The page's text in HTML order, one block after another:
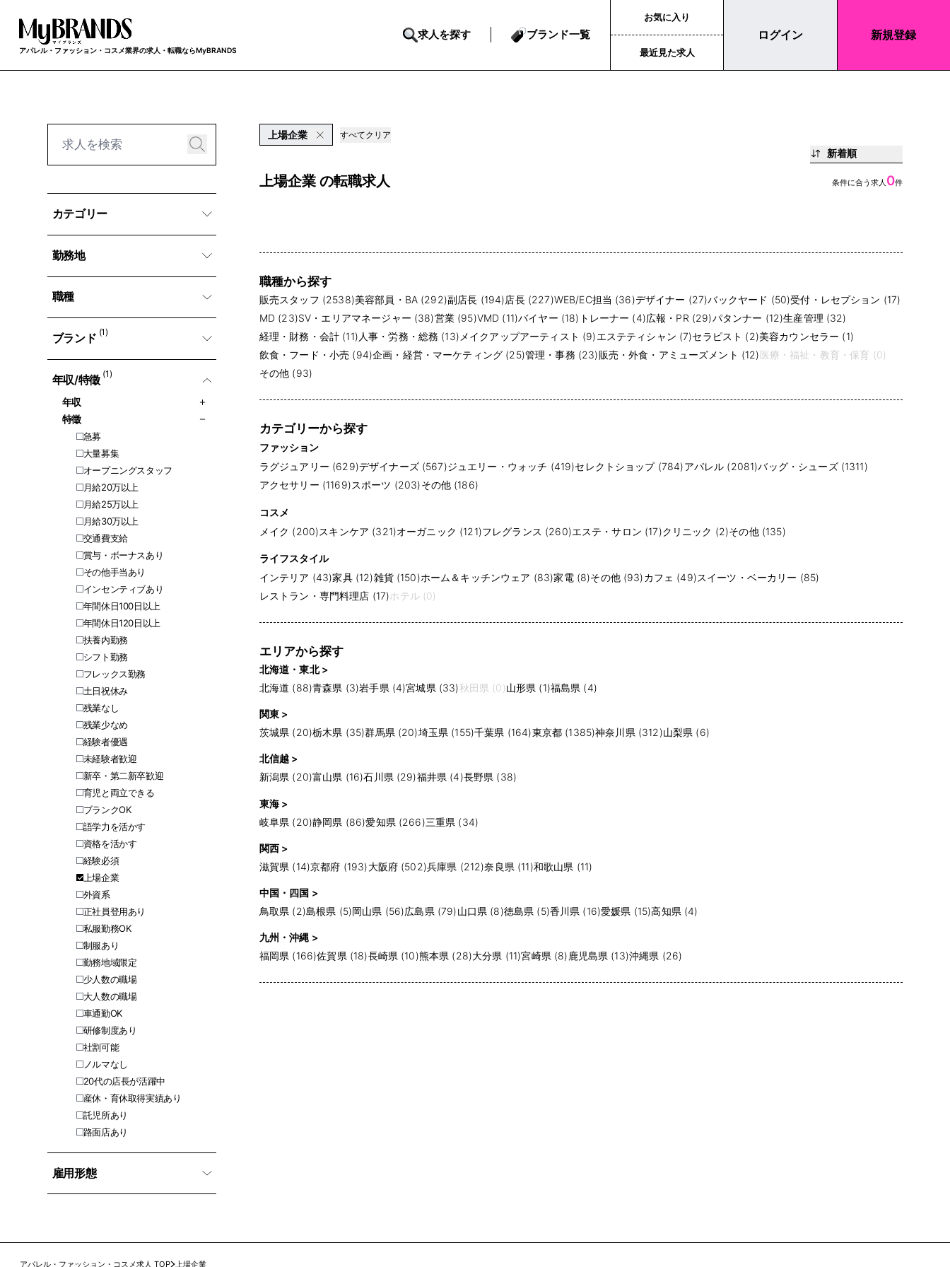
アパレル・ファッション・コスメ業界の求人・転職ならMyBRANDS
求人を探す ブランド一覧
お気に入り
最近見た求人
ログイン 新規登録
カテゴリー
勤務地
職種
ブランド (1)
年収/特徵 (1)
年収
特徵
急募
大量募集
オープニングスタッフ
月給20万以上
月給25万以上
月給30万以上
交通費支給
賞与・ボーナスあり
その他手当あり
インセンティブあり
年間休日100日以上
年間休日120日以上
扶養内勤務
シフト勤務
フレックス勤務
土日祝休み
残業なし
残業少なめ
経験者優遇
未経験者歓迎
新卒・第二新卒歓迎
育児と両立できる
ブランクOK
語学力を活かす
資格を活かす
経験必須
上場企業
外資系
正社員登用あり
私服勤務OK
制服あり
勤務地域限定
少人数の職場
大人数の職場
車通勤OK
研修制度あり
社割可能
ノルマなし
20代の店長が活躍中
産休・育休取得実績あり
託児所あり
路面店あり
雇用形態
上場企業 すべてクリア
新着順
上場企業 の転職求人 条件に合う求人 0件
職種から探す
販売スタッフ (2538)美容部員・BA (292)副店長 (194)店長 (227)WEB/EC担当 (36)デザイナー (27)バックヤード (50)受付・レセプション (17)
MD (23)SV・エリアマネージャー (38)営業 (95)VMD (11)バイヤー (18) トレーナー (4)広報・PR (29)パタンナー (12)生産管理 (32)
経理・財務・会計 (11) 人事・労務・総務 (13) メイクアップアーティスト (9)エステティシャン (7)セラピスト (2)美容カウンセラー (1)
飲食・フード・小売 (94)企画・経営・マーケティング (25)管理・事務 (23)販売・外食・アミューズメント (12)医療・福祉・教育・保育 (0)
その他 (93)
カテゴリーから探す
ファッション
ラグジュアリー (629)デザイナーズ (567)ジュエリー・ウォッチ (419)セレクトショップ (784)アパレル (2081)バッグ・シューズ (1311)
アクセサリー (1169)スポーツ (203)その他 (186)
コスメ
メイク (200)スキンケア (321)オーガニック (121)フレグランス (260)エステ・サロン (17)クリニック (2)その他 (135)
ライフスタイル
インテリア (43)家具 (12)雑貨 (150)ホーム＆キッチンウェア (83)家電 (8)その他 (93)カフェ (49)スイーツ・ベーカリー (85)
レストラン・専門料理店 (17)ホテル (0)
エリアから探す
北海道・東北 >
北海道 (88)青森県 (3)岩手県 (4)宮城県 (33)秋田県 (0)山形県 (1)福島県 (4)
関東 >
茨城県 (20)栃木県 (35)群馬県 (20)埼玉県 (155)千葉県 (164)東京都 (1385)神奈川県 (312)山梨県 (6)
北信越 >
新潟県 (20)富山県 (16)石川県 (29)福井県 (4)長野県 (38)
東海 >
岐阜県 (20)静岡県 (86)愛知県 (266)三重県 (34)
関西 >
滋賀県 (14)京都府 (193)大阪府 (502)兵庫県 (212)奈良県 (11)和歌山県 (11)
中国・四国 >
鳥取県 (2)島根県 (5)岡山県 (56)広島県 (79)山口県 (8)徳島県 (5)香川県 (16)愛媛県 (15)高知県 (4)
九州・沖縄 >
福岡県 (166)佐賀県 (18)長崎県 (10)熊本県 (28)大分県 (11)宮崎県 (8) 鹿児島県 (13)沖縄県 (26)
アパレル・ファッション・コスメ求人 TOP 上場企業